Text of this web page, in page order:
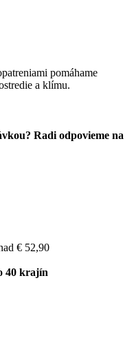
pomáhame
a klímu.
Radi odpovieme na
€ 52,90
40 krajín